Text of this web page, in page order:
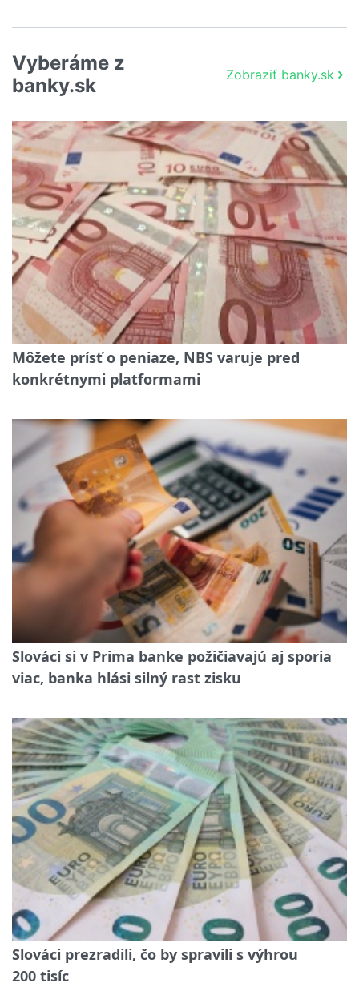
Vyberáme z
banky.sk
Zobraziť banky.sk
Môžete prísť o peniaze, NBS varuje pred
konkrétnymi platformami
Slováci si v Prima banke požičiavajú aj sporia
viac, banka hlási silný rast zisku
Slováci prezradili, čo by spravili s výhrou
200 tisíc